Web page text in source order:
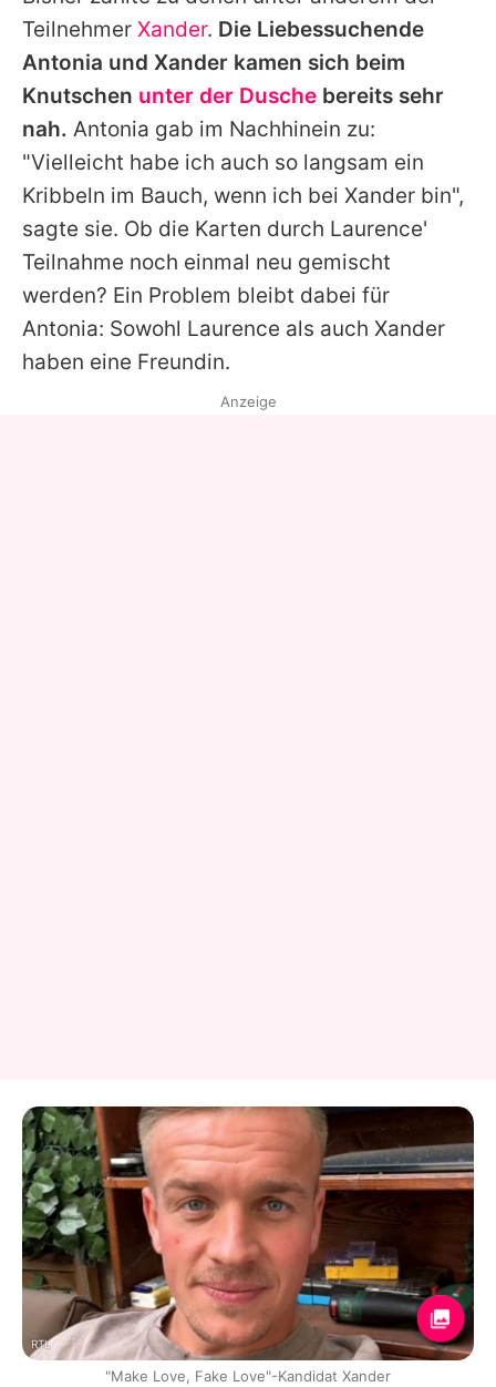
Teilnehmer Xander. Die Liebessuchende
Antonia und Xander kamen sich beim
Knutschen unter der Dusche bereits sehr
nah. Antonia gab im Nachhinein zu:
"Vielleicht habe ich auch so langsam ein
Kribbeln im Bauch, wenn ich bei Xander bin",
sagte sie. Ob die Karten durch Laurence'
Teilnahme noch einmal neu gemischt
werden? Ein Problem bleibt dabei für
Antonia: Sowohl Laurence als auch Xander
haben eine Freundin.
Anzeige
RTL
"Make Love, Fake Love"-Kandidat Xander